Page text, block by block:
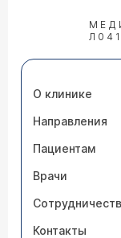
О клинике
Направления
Пациентам
Врачи
Контакты